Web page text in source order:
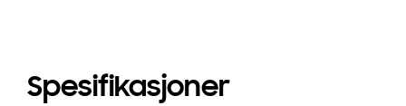
Spesifikasjoner